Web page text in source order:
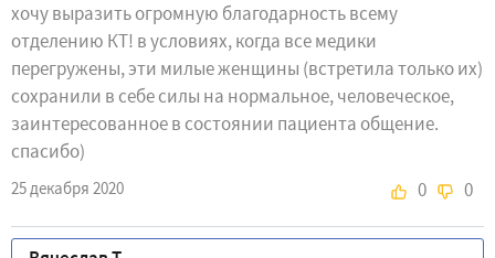
хочу выразить огромную благодарность всему
отделению КТ! в условиях, когда все медики
перегружены, эти милые женщины (встретила только их)
сохранили в себе силы на нормальное, человеческое,
заинтересованное в состоянии пациента общение.
спасибо)
25 декабря 2020 0 0